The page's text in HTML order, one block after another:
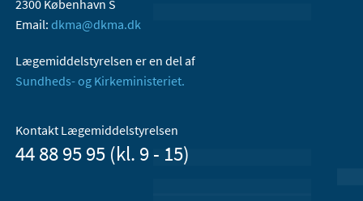
2300 København S
Email: dkma@dkma.dk
Lægemiddelstyrelsen er en del af
Sundheds- og Kirkeministeriet.
Kontakt Lægemiddelstyrelsen
44 88 95 95 (kl. 9 - 15)